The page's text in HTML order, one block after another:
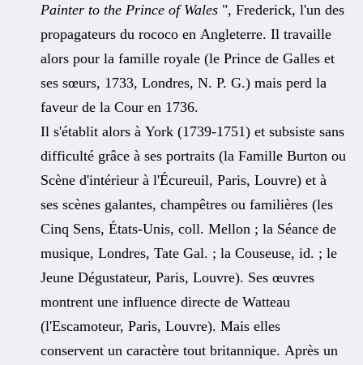
Painter to the Prince of Wales ", Frederick, l'un des
propagateurs du rococo en Angleterre. Il travaille
alors pour la famille royale (le Prince de Galles et
ses sœurs, 1733, Londres, N. P. G.) mais perd la
faveur de la Cour en 1736.
Il s'établit alors à York (1739-1751) et subsiste sans
difficulté grâce à ses portraits (la Famille Burton ou
Scène d'intérieur à l'Écureuil, Paris, Louvre) et à
ses scènes galantes, champêtres ou familières (les
Cinq Sens, États-Unis, coll. Mellon ; la Séance de
musique, Londres, Tate Gal. ; la Couseuse, id. ; le
Jeune Dégustateur, Paris, Louvre). Ses œuvres
montrent une influence directe de Watteau
(l'Escamoteur, Paris, Louvre). Mais elles
conservent un caractère tout britannique. Après un